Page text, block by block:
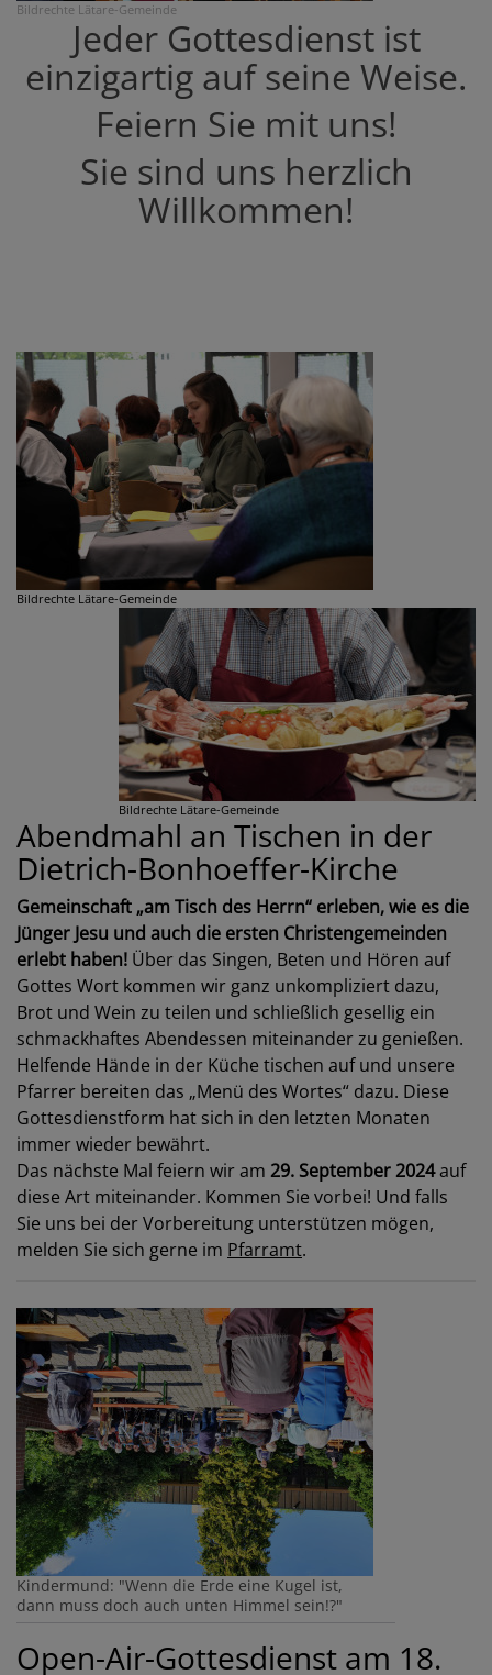
Bildrechte Lätare-Gemeinde
Jeder Gottesdienst ist
einzigartig auf seine Weise.
Feiern Sie mit uns!
Sie sind uns herzlich
Willkommen!
Bildrechte Lätare-Gemeinde
Bildrechte Lätare-Gemeinde
Abendmahl an Tischen in der
Dietrich-Bonhoeffer-Kirche
Gemeinschaft „am Tisch des Herrn“ erleben, wie es die
Jünger Jesu und auch die ersten Christengemeinden
erlebt haben! Über das Singen, Beten und Hören auf
Gottes Wort kommen wir ganz unkompliziert dazu,
Brot und Wein zu teilen und schließlich gesellig ein
schmackhaftes Abendessen miteinander zu genießen.
Helfende Hände in der Küche tischen auf und unsere
Pfarrer bereiten das „Menü des Wortes“ dazu. Diese
Gottesdienstform hat sich in den letzten Monaten
immer wieder bewährt.
Das nächste Mal feiern wir am 29. September 2024auf
diese Art miteinander. Kommen Sie vorbei! Und falls
Sie uns bei der Vorbereitung unterstützen mögen,
melden Sie sich gerne im Pfarramt.
Kindermund: "Wenn die Erde eine Kugel ist,
dann muss doch auch unten Himmel sein!?"
Open-Air-Gottesdienst am 18.